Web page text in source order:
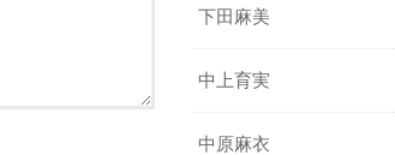
下田麻美
中上育実
中原麻衣